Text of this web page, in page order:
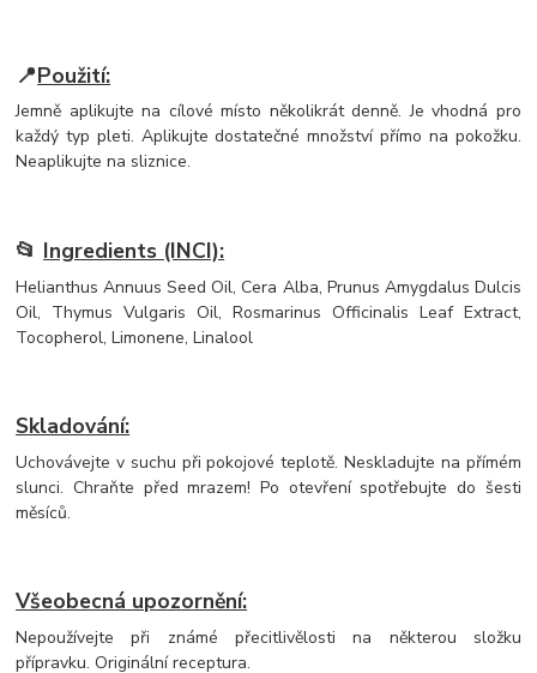
📍Použití:
Jemně aplikujte na cílové místo několikrát denně. Je vhodná pro
každý typ pleti. Aplikujte dostatečné množství přímo na pokožku.
Neaplikujte na sliznice.
📂 Ingredients (INCI):
Helianthus Annuus Seed Oil, Cera Alba, Prunus Amygdalus Dulcis
Oil, Thymus Vulgaris Oil, Rosmarinus Officinalis Leaf Extract,
Tocopherol, Limonene, Linalool
Skladování:
Uchovávejte v suchu při pokojové teplotě. Neskladujte na přímém
slunci. Chraňte před mrazem! Po otevření spotřebujte do šesti
měsíců.
Všeobecná upozornění:
Nepoužívejte při známé přecitlivělosti na některou složku
přípravku. Originální receptura.